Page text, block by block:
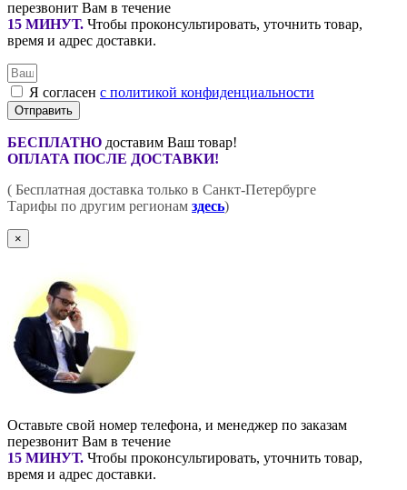
перезвонит Вам в течение
15 МИНУТ. Чтобы проконсультировать, уточнить товар,
время и адрес доставки.
Я согласен с политикой конфиденциальности
Отправить
БЕСПЛАТНО доставим Ваш товар!
ОПЛАТА ПОСЛЕ ДОСТАВКИ!
( Бесплатная доставка только в Санкт-Петербурге
Тарифы по другим регионам здесь)
×
Оставьте свой номер телефона, и менеджер по заказам
перезвонит Вам в течение
15 МИНУТ. Чтобы проконсультировать, уточнить товар,
время и адрес доставки.